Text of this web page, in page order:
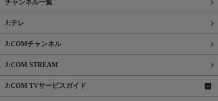
チャンネル一覧
J:テレ
J:COMチャンネル
J:COM STREAM
J:COM TVサービスガイド